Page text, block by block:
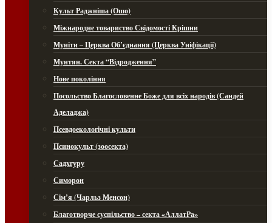
Культ Раджніша (Ошо)
Міжнародне товариство Свідомості Крішни
Муніти – Церква Об’єднання (Церква Уніфікації)
Мунтян. Секта “Відродження”
Нове покоління
Посольство Благословенне Боже для всіх народів (Сандей
Аделаджа)
Псевдоекологічні культи
Псинокульт (зоосекта)
Садхгуру
Симорон
Сім’я (Чарльз Менсон)
Благотворче суспільство – секта «АллатРа»